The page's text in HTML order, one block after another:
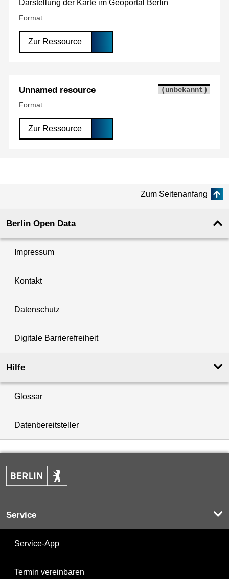
Darstellung der Karte im Geoportal Berlin
Format:
Zur Ressource
Unnamed resource
(unbekannt)
Format:
Zur Ressource
Zum Seitenanfang
Berlin Open Data
Impressum
Kontakt
Datenschutz
Digitale Barrierefreiheit
Hilfe
Glossar
Datenbereitsteller
Service
Service-App
Termin vereinbaren